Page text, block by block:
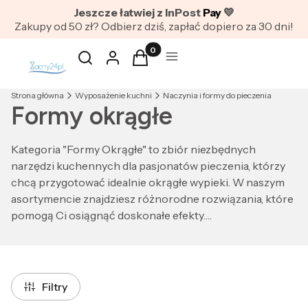
Jeszcze łatwiej z InPost Pay 💛
Zakupy od 50 zł? Odbierz dziś, zapłać dopiero za 30 dni!
Otwórz wyszukiwarkę
Szukaj Zaloguj sięProdukty w koszyku: 0. Zobacz
KoszykMenu
Strona główna Wyposażenie kuchni Naczynia i formy do pieczenia
Formy okrągłe
Kategoria "Formy Okrągłe" to zbiór niezbędnych
narzędzi kuchennych dla pasjonatów pieczenia, którzy
chcą przygotować idealnie okrągłe wypieki. W naszym
asortymencie znajdziesz różnorodne rozwiązania, które
pomogą Ci osiągnąć doskonałe efekty.
różnych rozmiarach i kolorach, dzięki czemu z łatwością
dopasujesz je do swoich potrzeb. Tortownice z
Filtry